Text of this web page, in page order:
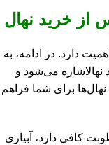
خرید نهال
دارد. در ادامه، به
می‌شود و
نهال‌ها برای شما فراهم
کافی دارد، آبیاری